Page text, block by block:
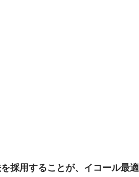
採用することが、イコール最